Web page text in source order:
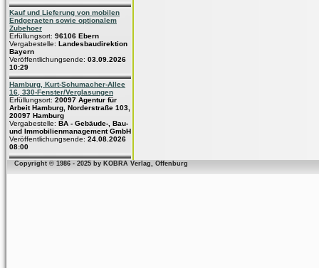
Kauf und Lieferung von mobilen
Endgeraeten sowie optionalem
Zubehoer
Erfüllungsort: 96106 Ebern
Vergabestelle: Landesbaudirektion
Bayern
Veröffentlichungsende: 03.09.2026
10:29
Hamburg, Kurt-Schumacher-Allee
16, 330-Fenster/Verglasungen
Erfüllungsort: 20097 Agentur für
Arbeit Hamburg, Norderstraße 103,
20097 Hamburg
Vergabestelle: BA - Gebäude-, Bau-
und Immobilienmanagement GmbH
Veröffentlichungsende: 24.08.2026
08:00
Copyright © 1986 - 2025 by KOBRA Verlag, Offenburg